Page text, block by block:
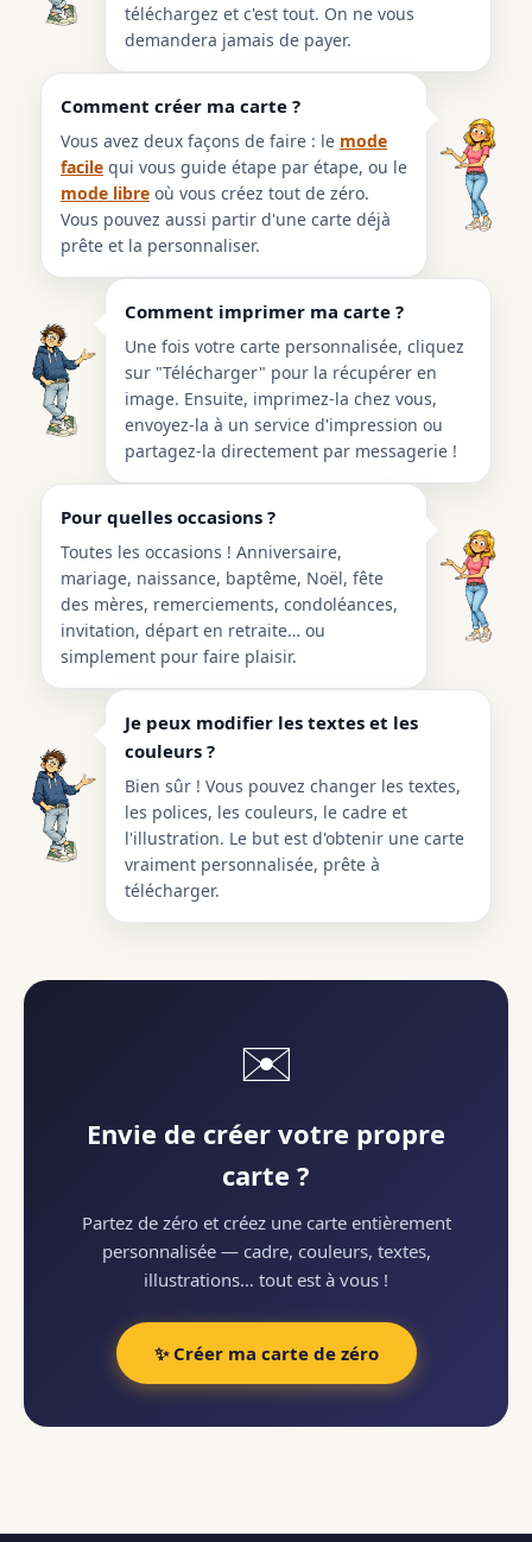
téléchargez et c'est tout. On ne vous
demandera jamais de payer.
Comment créer ma carte ?
Vous avez deux façons de faire : le mode
facile qui vous guide étape par étape, ou le
mode libre où vous créez tout de zéro.
Vous pouvez aussi partir d'une carte déjà
prête et la personnaliser.
Comment imprimer ma carte ?
Une fois votre carte personnalisée, cliquez
sur "Télécharger" pour la récupérer en
image. Ensuite, imprimez-la chez vous,
envoyez-la à un service d'impression ou
partagez-la directement par messagerie !
Pour quelles occasions ?
Toutes les occasions ! Anniversaire,
mariage, naissance, baptême, Noël, fête
des mères, remerciements, condoléances,
invitation, départ en retraite… ou
simplement pour faire plaisir.
Je peux modifier les textes et les
couleurs ?
Bien sûr ! Vous pouvez changer les textes,
les polices, les couleurs, le cadre et
l'illustration. Le but est d'obtenir une carte
vraiment personnalisée, prête à
télécharger.
✉️
Envie de créer votre propre
carte ?
Partez de zéro et créez une carte entièrement
personnalisée — cadre, couleurs, textes,
illustrations… tout est à vous !
✨ Créer ma carte de zéro